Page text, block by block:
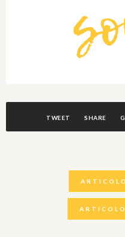
TWEET SHARE